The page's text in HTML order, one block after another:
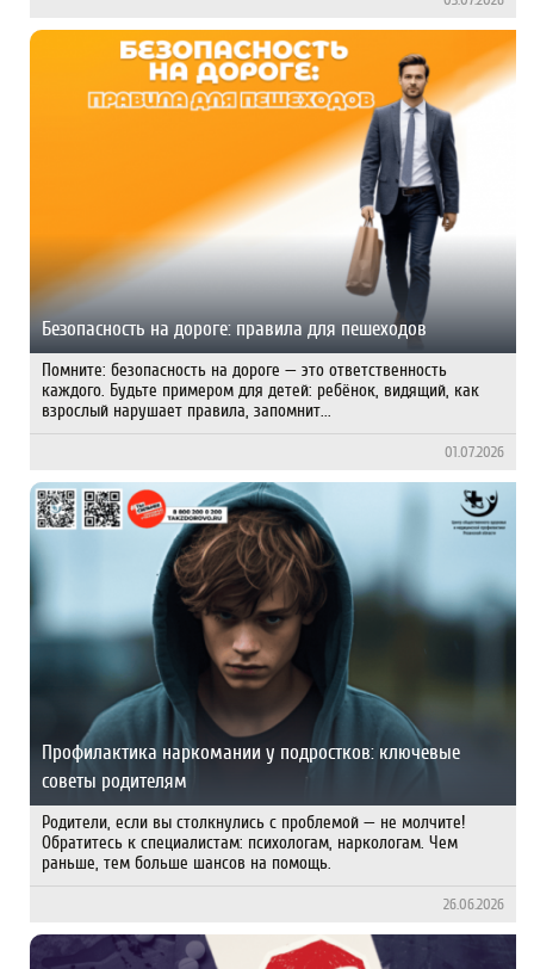
Безопасность на дороге: правила для пешеходов
Помните: безопасность на дороге — это ответственность
каждого. Будьте примером для детей: ребёнок, видящий, как
взрослый нарушает правила, запомнит...
01.07.2026
Профилактика наркомании у подростков: ключевые
советы родителям
Родители, если вы столкнулись с проблемой — не молчите!
Обратитесь к специалистам: психологам, наркологам. Чем
раньше, тем больше шансов на помощь.
26.06.2026